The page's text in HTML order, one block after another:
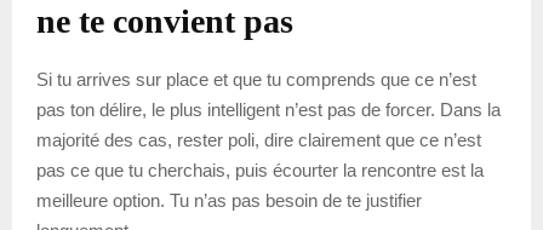
ne te convient pas
Si tu arrives sur place et que tu comprends que ce n’est
pas ton délire, le plus intelligent n’est pas de forcer. Dans la
majorité des cas, rester poli, dire clairement que ce n’est
pas ce que tu cherchais, puis écourter la rencontre est la
meilleure option. Tu n’as pas besoin de te justifier